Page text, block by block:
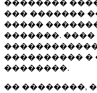
��������
��� �������
�����
�������.
���������� �
��������.
�� ��������,